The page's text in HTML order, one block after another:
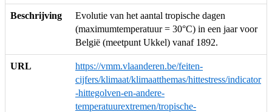
Beschrijving
Evolutie van het aantal tropische dagen
(maximumtemperatuur = 30°C) in een jaar voor
België (meetpunt Ukkel) vanaf 1892.
URL
https://vmm.vlaanderen.be/feiten-
cijfers/klimaat/klimaatthemas/hittestress/indicator
-hittegolven-en-andere-
temperatuurextremen/tropische-